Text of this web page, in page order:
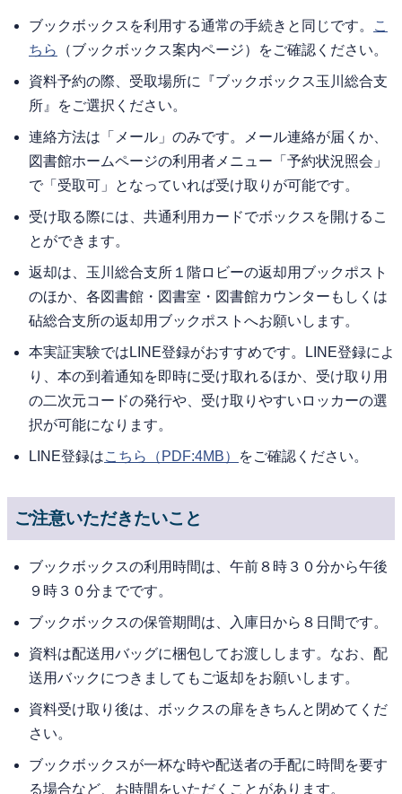
ブックボックスを利用する通常の手続きと同じです。
こ
ちら
（ブックボックス案内ページ）をご確認ください。
資料予約の際、受取場所に『ブックボックス玉川総合支
所』をご選択ください。
連絡方法は「メール」のみです。メール連絡が届くか、
図書館ホームページの利用者メニュー「予約状況照会」
で「受取可」となっていれば受け取りが可能です。
受け取る際には、共通利用カードでボックスを開けるこ
とができます。
返却は、玉川総合支所１階ロビーの返却用ブックポスト
のほか、各図書館・図書室・図書館カウンターもしくは
砧総合支所の返却用ブックポストへお願いします。
本実証実験ではLINE登録がおすすめです。LINE登録によ
り、本の到着通知を即時に受け取れるほか、受け取り用
の二次元コードの発行や、受け取りやすいロッカーの選
択が可能になります。
LINE登録はこちら （PDF:4MB） をご確認ください。
ご注意いただきたいこと
ブックボックスの利用時間は、午前８時３０分から午後
９時３０分までです。
ブックボックスの保管期間は、入庫日から８日間です。
資料は配送用バッグに梱包してお渡しします。なお、配
送用バックにつきましてもご返却をお願いします。
資料受け取り後は、ボックスの扉をきちんと閉めてくだ
さい。
ブックボックスが一杯な時や配送者の手配に時間を要す
る場合など、お時間をいただくことがあります。